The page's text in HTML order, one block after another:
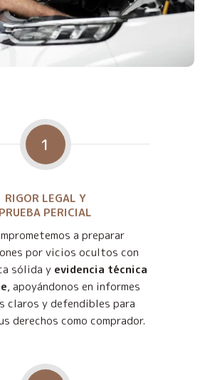
1
RIGOR LEGAL Y
PRUEBA PERICIAL
a preparar
por vicios ocultos con
sólida y evidencia técnica
, apoyándonos en informes
claros y defendibles para
derechos como comprador.